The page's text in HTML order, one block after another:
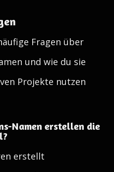
Fragen über
und wie du sie
Projekte nutzen
Namen erstellen die
erstellt